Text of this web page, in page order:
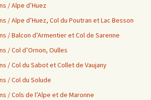
/ Alpe d’Huez
/ Alpe d’Huez, Col du Poutran et Lac Besson
/ Balcon d’Armentier et Col de Sarenne
/ Col d’Ornon, Oulles
/ Col du Sabot et Collet de Vaujany
/ Col du Solude
/ Cols de l’Alpe et de Maronne